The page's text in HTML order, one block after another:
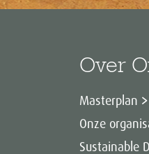
Over
Masterplan
Onze
Sustainable